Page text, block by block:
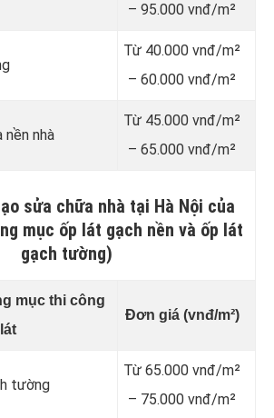
– 95.000 vnđ/m²
Từ 40.000 vnđ/m²
– 60.000 vnđ/m²
nền nhà
Từ 45.000 vnđ/m²
– 65.000 vnđ/m²
sửa chữa nhà tại Hà Nội của
mục ốp lát gạch nền và ốp lát
gạch tường)
mục thi công
Đơn giá (vnđ/m²)
tường
Từ 65.000 vnđ/m²
– 75.000 vnđ/m²